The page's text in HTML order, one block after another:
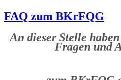
FAQ zum BKrFQG
An dieser Stelle
Fragen und